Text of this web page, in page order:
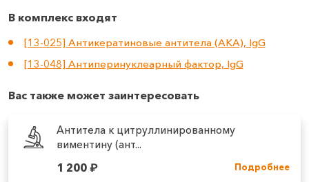
В комплекс входят
[13-025] Антикератиновые антитела (АКА), IgG
[13-048] Антиперинуклеарный фактор, IgG
Вас также может заинтересовать
Антитела к цитруллинированному
виментину (ант...
1 200₽ Подробнее